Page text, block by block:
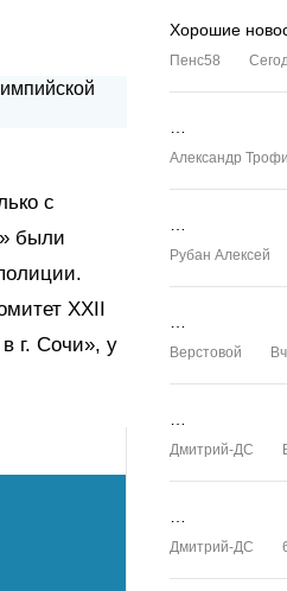
с
были
XXII
г. Сочи», у
Хорошие
Пенс58
Александр
Рубан Алексей
Верстовой
Дмитрий-ДС
Дмитрий-ДС